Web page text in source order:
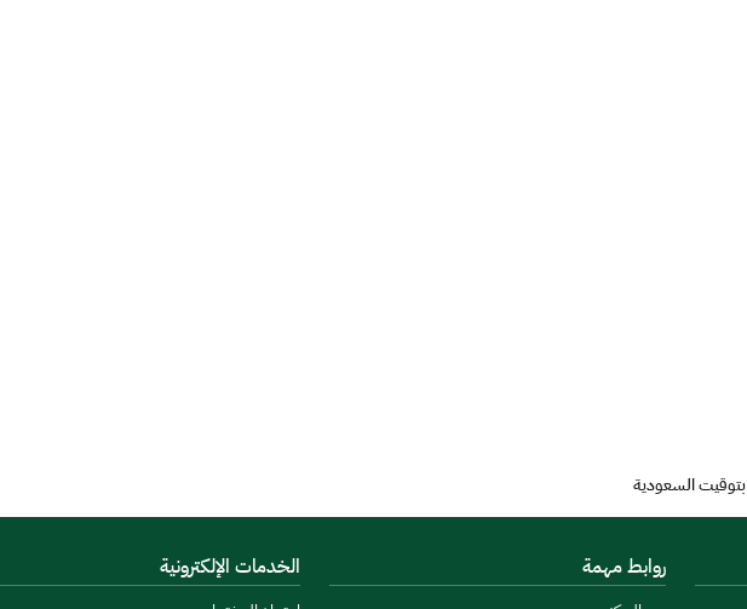
بتوقيت السعودية
روابط مهمة الخدمات الإلكترونية